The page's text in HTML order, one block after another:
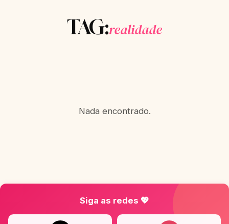
TAG:realidade
Nada encontrado.
Siga as redes 💖